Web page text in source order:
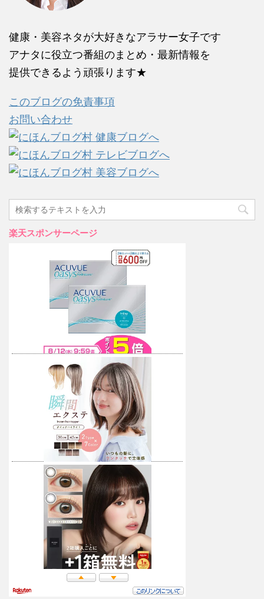
健康・美容ネタが大好きなアラサー女子です
アナタに役立つ番組のまとめ・最新情報を
提供できるよう頑張ります★
このブログの免責事項
お問い合わせ
楽天スポンサーページ